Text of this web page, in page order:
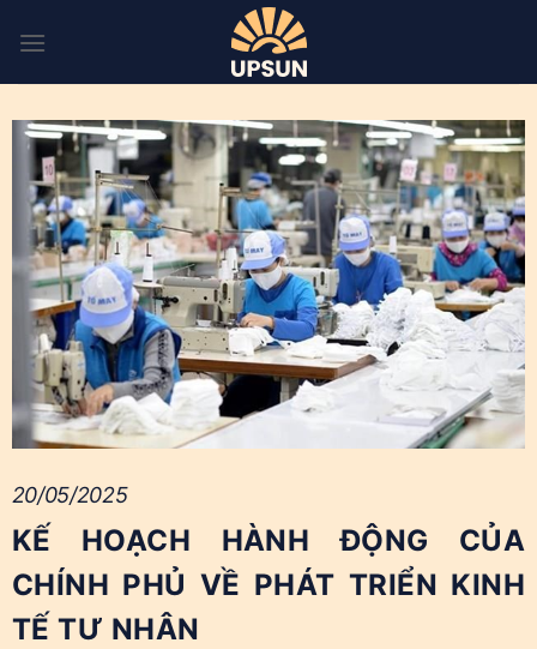
20/05/2025
KẾ HOẠCH HÀNH ĐỘNG CỦA
CHÍNH PHỦ VỀ PHÁT TRIỂN KINH
TẾ TƯ NHÂN